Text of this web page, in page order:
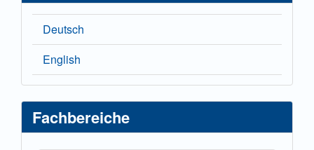
Deutsch
English
Fachbereiche